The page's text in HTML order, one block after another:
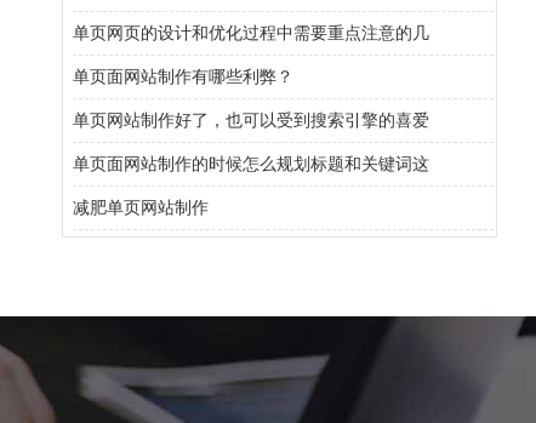
单页网页的设计和优化过程中需要重点注意的几
单页面网站制作有哪些利弊？
单页网站制作好了，也可以受到搜索引擎的喜爱
单页面网站制作的时候怎么规划标题和关键词这
减肥单页网站制作